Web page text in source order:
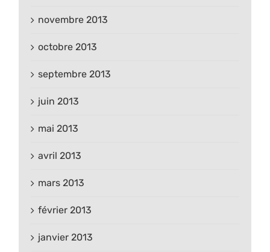
novembre 2013
octobre 2013
septembre 2013
juin 2013
mai 2013
avril 2013
mars 2013
février 2013
janvier 2013